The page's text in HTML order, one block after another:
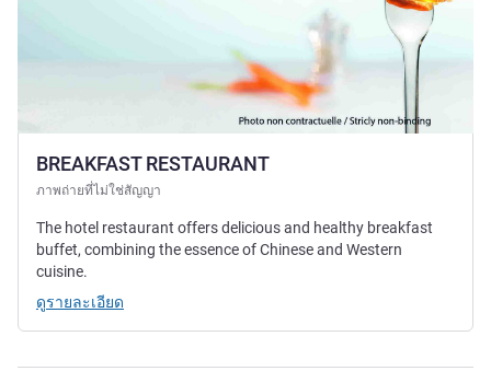
BREAKFAST RESTAURANT
ภาพถ่ายที่ไม่ใช่สัญญา
The hotel restaurant offers delicious and healthy breakfast
buffet, combining the essence of Chinese and Western
cuisine.
ดูรายละเอียด